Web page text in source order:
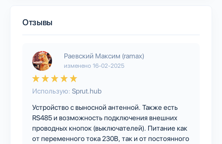
Отзывы
Раевский Максим (ramax)
изменено 16-02-2025
Использую: Sprut.hub
Устройство с выносной антенной. Также есть
RS485 и возможность подключения внешних
проводных кнопок (выключателей). Питание как
от переменного тока 230В, так и от постоянного